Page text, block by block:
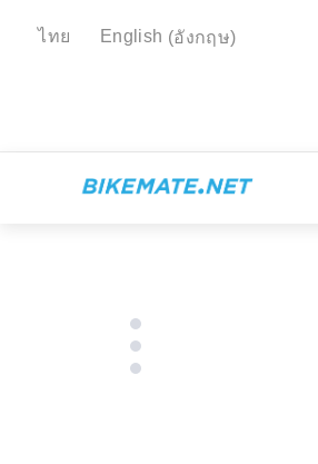
ไทย English (อังกฤษ)